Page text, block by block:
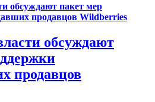
обсуждают
продавцов